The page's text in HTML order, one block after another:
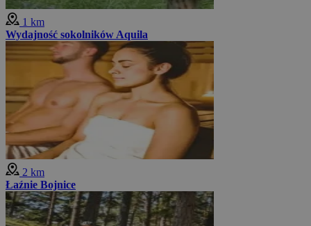
1 km
Wydajność sokolników Aquila
2 km
Łaźnie Bojnice